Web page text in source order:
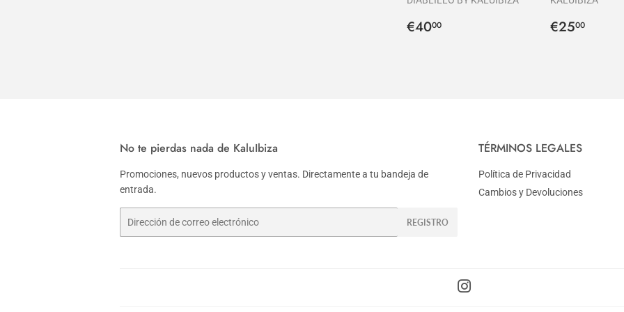
Precio
€4000 Precio
€2500
No te pierdas nada de KaluIbiza
Promociones, nuevos productos y ventas. Directamente a tu bandeja de
entrada.
Correo
REGISTRO
TÉRMINOS LEGALES
Política de Privacidad
Cambios y Devoluciones